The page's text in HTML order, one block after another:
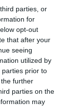
parties, or
for
opt-out
that after your
seeing
utilized by
parties prior to
further
parties on the
may
– Το
στην